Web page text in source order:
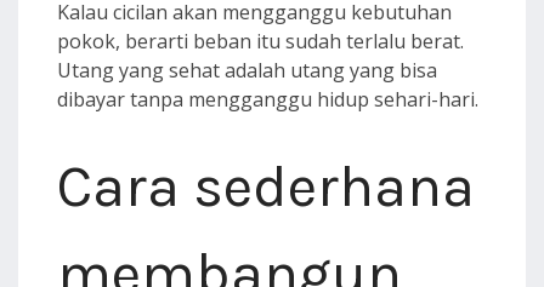
Kalau cicilan akan mengganggu kebutuhan
pokok, berarti beban itu sudah terlalu berat.
Utang yang sehat adalah utang yang bisa
dibayar tanpa mengganggu hidup sehari-hari.
Cara sederhana